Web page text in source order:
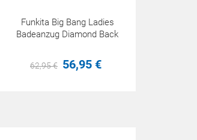
Funkita Big Bang Ladies
Badeanzug Diamond Back
62,95€ 56,95 €